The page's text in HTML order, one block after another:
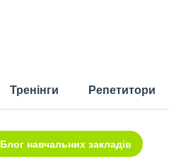
Тренінги Репетитори
Блог навчальних закладів